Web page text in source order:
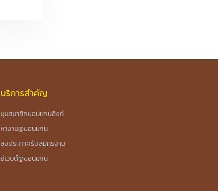
บริการสำคัญ
มุมสมาชิกขอนแก่นลิงก์
หางาน@ขอนแก่น
ลงประกาศรับสมัครงาน
อีเวนต์@ขอนแก่น